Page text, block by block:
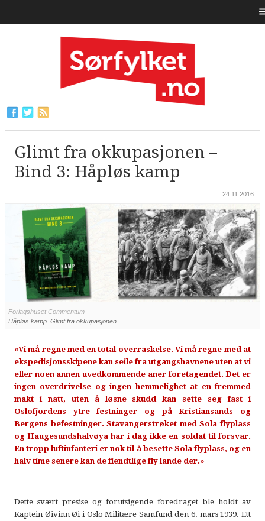
Glimt fra okkupasjonen –
Bind 3: Håpløs kamp
24.11.2016
Forlagshuset Commentum
Håpløs kamp. Glimt fra okkupasjonen
«Vi må regne med en total overraskelse. Vi må regne med at
ekspedisjonsskipene kan seile fra utgangshavnene uten at vi
eller noen annen uvedkommende aner foretagendet. Det er
ingen overdrivelse og ingen hemmelighet at en fremmed
makt i natt, uten å løsne skudd kan sette seg fast i
Oslofjordens ytre festninger og på Kristiansands og
Bergens befestninger. Stavangerstrøket med Sola flyplass
og Haugesundshalvøya har i dag ikke en soldat til forsvar.
En tropp luftinfanteri er nok til å besette Sola flyplass, og en
halv time senere kan de fiendtlige fly lande der.»
Dette svært presise og forutsigende foredraget ble holdt av
Kaptein Øivinn Øi i Oslo Militære Samfund den 6. mars 1939. Ett